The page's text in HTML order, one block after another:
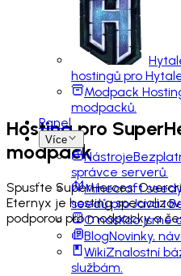
hostingů pro
Modpack
modpacků.
Panel
Více
Nástroje
správce serverů.
Minecraft
seedů pro Java i
O násKdo jsme
BlogNovinky,
WikiZnalostní
službám.
Hosting pro
modpack
Spusťte SuperHeroes:
Eternyx je hosting
podporou pro modpacky a